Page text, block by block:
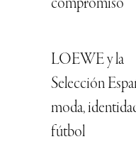
compromiso
LOEWE y la
Selección
moda,
fútbol